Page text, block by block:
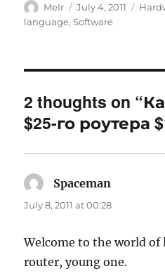
Author
MeIr
Posted
on
July 4, 2011
language,Software
2 thoughts on
$25-го роутера
Spaceman
July 8, 2011 at 00:28
Welcome to the world
router, young one.